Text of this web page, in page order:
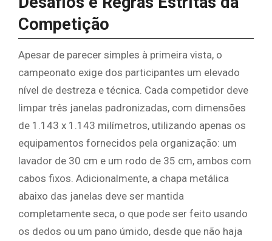
Competição
Apesar de parecer simples à primeira vista, o
campeonato exige dos participantes um elevado
nível de destreza e técnica. Cada competidor deve
limpar três janelas padronizadas, com dimensões
de 1.143 x 1.143 milímetros, utilizando apenas os
equipamentos fornecidos pela organização: um
lavador de 30 cm e um rodo de 35 cm, ambos com
cabos fixos. Adicionalmente, a chapa metálica
abaixo das janelas deve ser mantida
completamente seca, o que pode ser feito usando
os dedos ou um pano úmido, desde que não haja